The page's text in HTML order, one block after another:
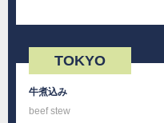
TOKYO
牛煮込み
beef stew